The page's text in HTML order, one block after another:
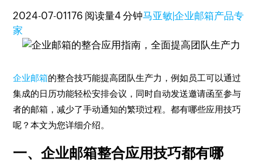
2024-07-01176 阅读量4 分钟马亚敏|企业邮箱产品专
家
企业邮箱的整合技巧能提高团队生产力，例如员工可以通过
集成的日历功能轻松安排会议，同时自动发送邀请函至参与
者的邮箱，减少了手动通知的繁琐过程。都有哪些应用技巧
呢？本文为您详细介绍。
一、企业邮箱整合应用技巧都有哪